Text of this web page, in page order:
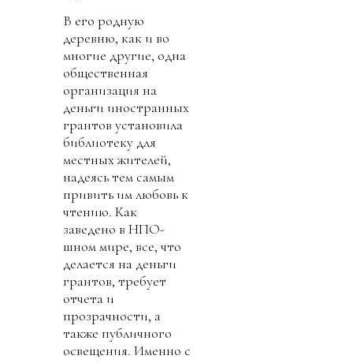
В его родную
деревню, как и во
многие другие, одна
общественная
организация на
деньги иностранных
грантов установила
библиотеку для
местных жителей,
надеясь тем самым
привить им любовь к
чтению. Как
заведено в НПО-
шном мире, все, что
делается на деньги
грантов, требует
отчета и
прозрачности, а
также публичного
освещения. Именно с